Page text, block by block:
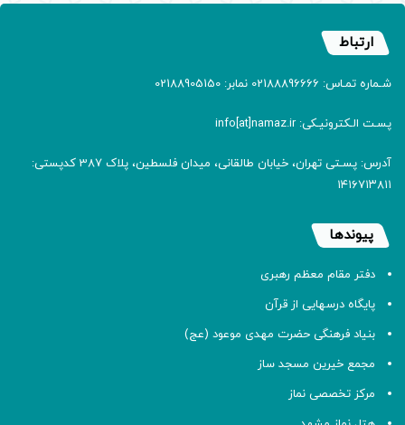
ارتباط
شـماره تمـاس: 02188896666 نمابر: 02188905150
پسـت الـکترونیـکی: info[at]namaz.ir
آدرس: پسـتی تهران، خیابان طالقانی، میدان فلسطین، پلاک 387 کدپستی:
۱۴۱۶۷۱۳۸۱۱
پیوندها
دفتر مقام معظم رهبری
پایگاه درسهایی از قرآن
بنیاد فرهنگی حضرت مهدی موعود (عج)
مجمع خیرین مسجد ساز
مرکز تخصصی نماز